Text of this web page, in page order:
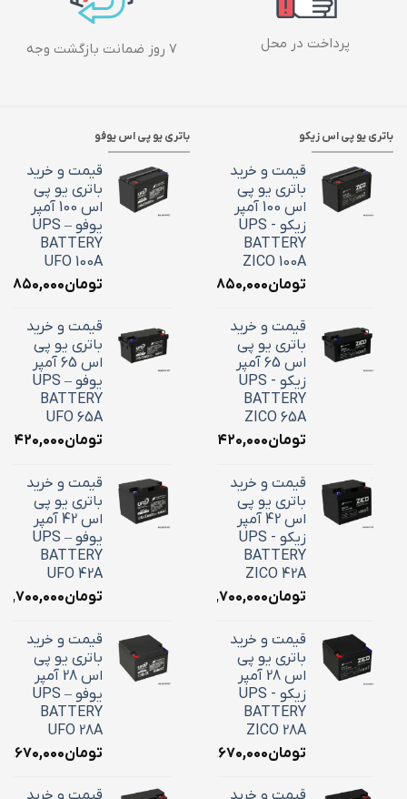
پرداخت در محل ۷ روز ضمانت بازگشت وجه
باتری یو پی اس زیکو
قیمت و خرید
باتری یو پی
اس 100 آمپر
زیکو - UPS
BATTERY
ZICO 100A
تومان۳۶,۸۵۰,۰۰۰
قیمت و خرید
باتری یو پی
اس 65 آمپر
زیکو - UPS
BATTERY
ZICO 65A
تومان۲۴,۴۲۰,۰۰۰
قیمت و خرید
باتری یو پی
اس 42 آمپر
زیکو - UPS
BATTERY
ZICO 42A
تومان۱۸,۷۰۰,۰۰۰
قیمت و خرید
باتری یو پی
اس 28 آمپر
زیکو - UPS
BATTERY
ZICO 28A
تومان۱۰,۶۷۰,۰۰۰
باتری یو پی اس یوفو
قیمت و خرید
باتری یو پی
اس 100 آمپر
یوفو – UPS
BATTERY
UFO 100A
تومان
قیمت و خرید
باتری یو پی
اس 65 آمپر
یوفو – UPS
BATTERY
UFO 65A
تومان
قیمت و خرید
باتری یو پی
اس 42 آمپر
یوفو – UPS
BATTERY
UFO 42A
تومان
قیمت و خرید
باتری یو پی
اس 28 آمپر
یوفو – UPS
BATTERY
UFO 28A
تومان۱۰,۶۷۰,۰۰۰